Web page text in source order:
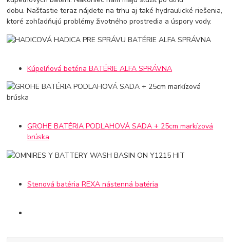
dobu. Našťastie teraz nájdete na trhu aj také hydraulické riešenia,
ktoré zohľadňujú problémy životného prostredia a úspory vody.
Kúpelňová betéria BATÉRIE ALFA SPRÁVNA
GROHE BATÉRIA PODLAHOVÁ SADA + 25cm markízová
brúska
Stenová batéria REXA nástenná batéria